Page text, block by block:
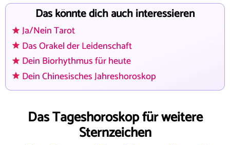
Das könnte dich auch interessieren
Ja/Nein Tarot
Das Orakel der Leidenschaft
Dein Biorhythmus für heute
Dein Chinesisches Jahreshoroskop
Das Tageshoroskop für weitere
Sternzeichen